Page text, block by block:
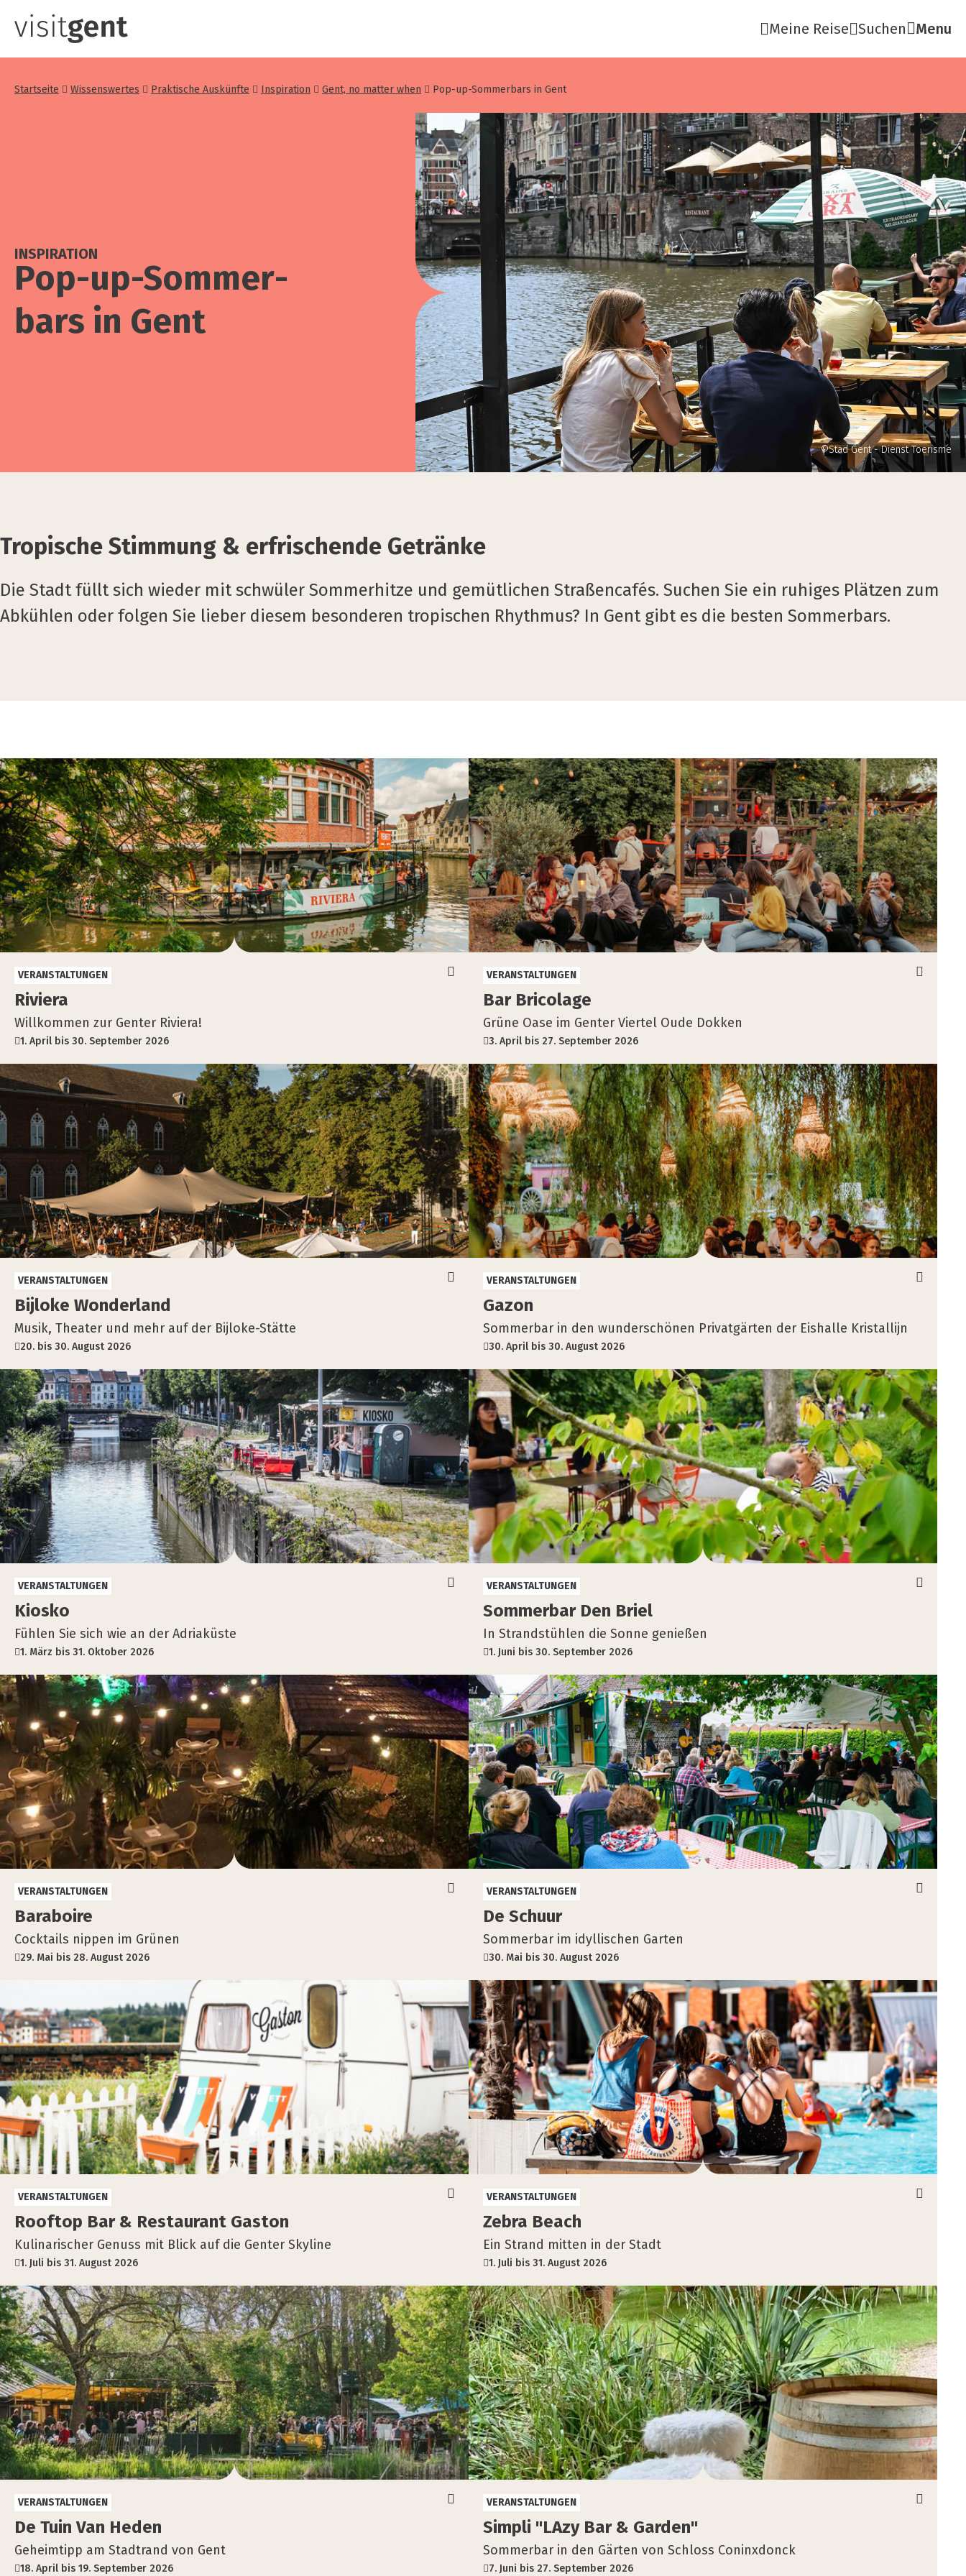
Direkt
zum
Inhalt
Meine Reise Suchen Menu
Startseite Wissenswertes Praktische Auskünfte Inspiration Gent, no matter when Pop-up-Sommerbars in Gent
Pop-up-Som­mer­
bars in Gent
INSPIRATION
©Stad Gent - Dienst Toerisme
Tropische Stimmung & erfrischende Getränke
Die Stadt füllt sich wieder mit schwüler Sommerhitze und gemütlichen Straßencafés. Suchen Sie ein ruhiges Plätzen zum
Abkühlen oder folgen Sie lieber diesem besonderen tropischen Rhythmus? In Gent gibt es die besten Sommerbars.
Rivie­ra
Willkommen zur Genter Riviera!
1. April bis 30. September 2026
VERANSTALTUNGEN
Bar Bri­co­la­ge
Grüne Oase im Genter Viertel Oude Dokken
3. April bis 27. September 2026
VERANSTALTUNGEN
Bij­lo­ke Won­der­land
Musik, Theater und mehr auf der Bijloke-Stätte
20. bis 30. August 2026
VERANSTALTUNGEN
Gazon
Sommerbar in den wunderschönen Privatgärten der Eishalle Kristallijn
30. April bis 30. August 2026
VERANSTALTUNGEN
Kiosko
Fühlen Sie sich wie an der Adriaküste
1. März bis 31. Oktober 2026
VERANSTALTUNGEN
Som­mer­bar Den Bri­el
In Strandstühlen die Sonne genießen
1. Juni bis 30. September 2026
VERANSTALTUNGEN
Bar­a­boi­re
Cocktails nippen im Grünen
29. Mai bis 28. August 2026
VERANSTALTUNGEN
De Schuur
Sommerbar im idyllischen Garten
30. Mai bis 30. August 2026
VERANSTALTUNGEN
Roof­top Bar & Restau­rant Gas­ton
Kulinarischer Genuss mit Blick auf die Genter Skyline
1. Juli bis 31. August 2026
VERANSTALTUNGEN
Zebra Beach
Ein Strand mitten in der Stadt
1. Juli bis 31. August 2026
VERANSTALTUNGEN
De Tuin Van Heden
Geheimtipp am Stadtrand von Gent
18. April bis 19. September 2026
VERANSTALTUNGEN
Sim­pli "LAzy Bar & Gar­den"
Sommerbar in den Gärten von Schloss Coninxdonck
7. Juni bis 27. September 2026
VERANSTALTUNGEN